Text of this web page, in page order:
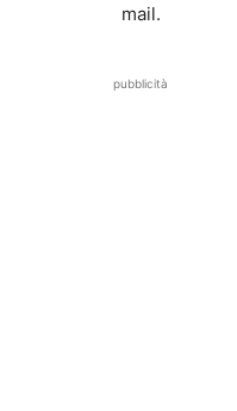
mail.
pubblicità